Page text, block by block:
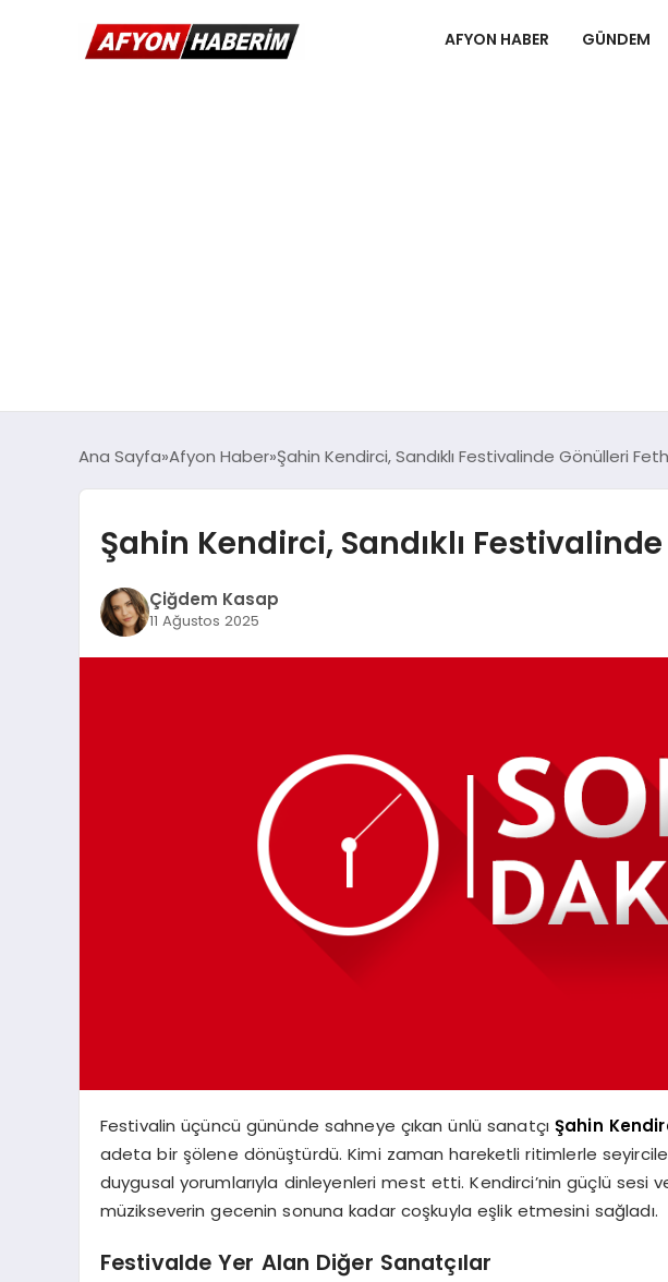
AFYON HABER GÜNDEM
Ana Sayfa Afyon Haber Şahin Kendirci, Sandıklı Festivalinde Gönülleri
Şahin Kendirci, Sandıklı
Çiğdem Kasap
11 Ağustos 2025
Festivalin üçüncü gününde sahneye çıkan ünlü sanatçı Şahin
adeta bir şölene dönüştürdü. Kimi zaman hareketli ritimlerle
duygusal yorumlarıyla dinleyenleri mest etti. Kendirci’nin güçlü sesi
müzikseverin gecenin sonuna kadar coşkuyla eşlik etmesini sağladı.
Festivalde Yer Alan Diğer Sanatçılar